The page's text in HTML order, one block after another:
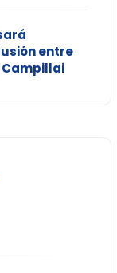
entre
Campillai